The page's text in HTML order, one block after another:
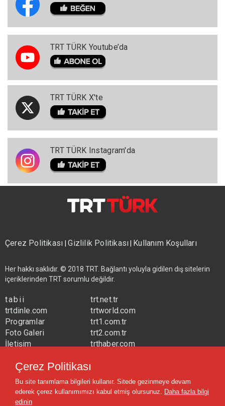
TRT TÜRK Youtube’da
TRT TÜRK X'te
TRT TÜRK Instagram'da
Çerez Politikası|Gizlilik Politikası| Kullanım Koşulları
Her hakkı saklıdır. © 2018 TRT. Bağlantı yoluyla gidilen dış sitelerin
içeriklerinden TRT sorumlu değildir.
tabii
trtdinle.com
Programlar
Foto Galeri
İletişim
trt.net.tr
trtworld.com
trt1.com.tr
trt2.com.tr
trthaber.com
trtavaz.com.tr
trtmuzik.net.tr
trtcocuk.net.tr
Çerez Politikası
Bu site tanımlama bilgileri kullanır. Sitede gezinmeye devam
ederek çerez kullanımımızı kabul etmiş olursunuz. Daha fazla bilgi
edinin